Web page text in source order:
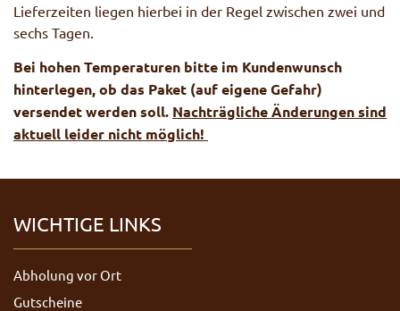
Lieferzeiten liegen hierbei in der Regel zwischen zwei und
sechs Tagen.
Bei hohen Temperaturen bitte im Kundenwunsch
hinterlegen, ob das Paket (auf eigene Gefahr)
versendet werden soll. Nachträgliche Änderungen sind
aktuell leider nicht möglich!
WICHTIGE LINKS
Abholung vor Ort
Gutscheine